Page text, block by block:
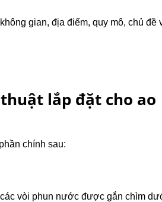
gian, địa điểm, quy mô, chủ đề
lắp đặt cho ao
chính sau:
vòi phun nước được gắn chìm